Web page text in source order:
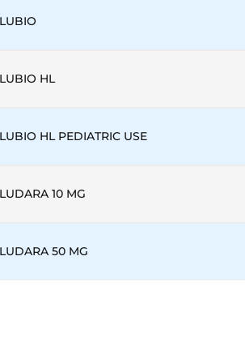
HL
HL PEDIATRIC USE
10 MG
50 MG